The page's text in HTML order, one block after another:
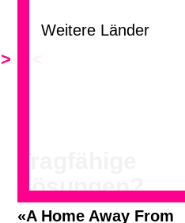
>
Lösungen?
«A Home Away From